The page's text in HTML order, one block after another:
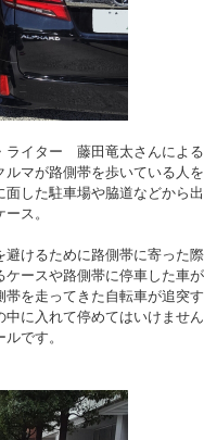
ライター 藤田竜太さんによ
マが路側帯を歩いている人
面した駐車場や脇道などから
ス。
けるために路側帯に寄った
ースや路側帯に停車した車
を走ってきた自転車が追突
に入れて停めてはいけませ
です。